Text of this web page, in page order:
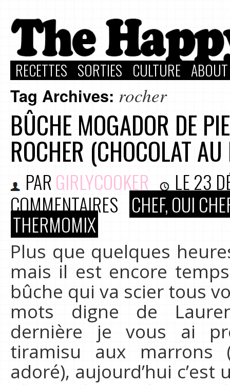
RECETTES SORTIES CULTURE
Tag Archives: rocher
BÛCHE MOGADOR DE
ROCHER (CHOCOLAT
PAR GIRLYCOOKER LE23
COMMENTAIRES CHEF, OUI
THERMOMIX
Plus que quelques
mais il est encore
bûche qui va scier tous
mots digne de
dernière je vous ai
tiramisu aux marrons
adoré), aujourd’hui